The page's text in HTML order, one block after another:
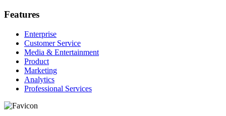
Features
Enterprise
Customer Service
Media & Entertainment
Product
Marketing
Analytics
Professional Services